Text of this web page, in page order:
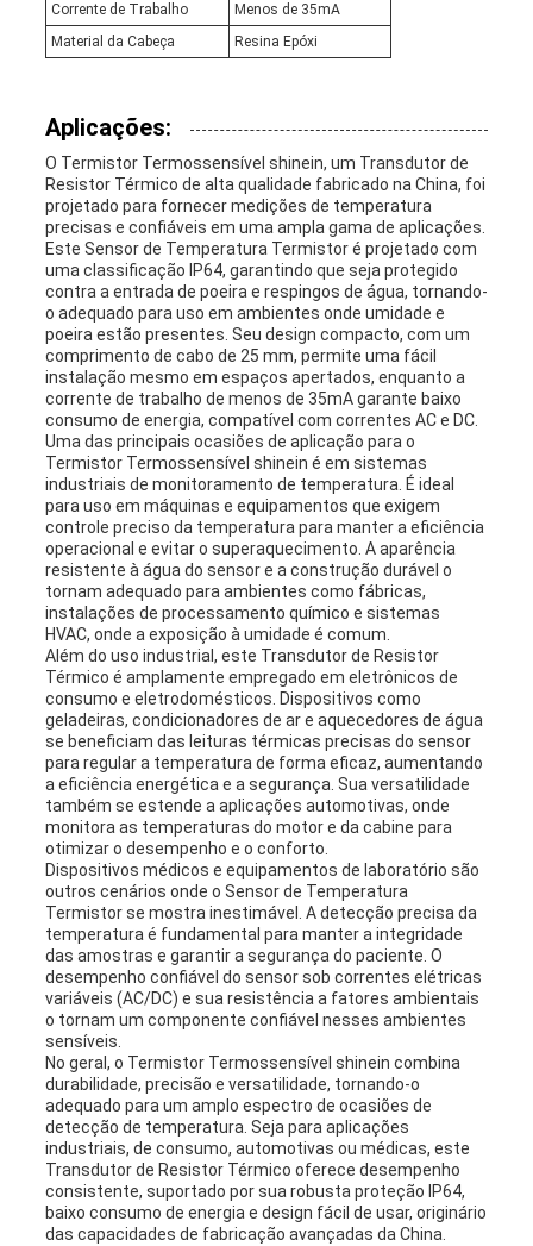
Corrente de Trabalho
Menos de 35mA
Material da Cabeça
Resina Epóxi
Aplicações:
O Termistor Termossensível shinein, um Transdutor de
Resistor Térmico de alta qualidade fabricado na China, foi
projetado para fornecer medições de temperatura
precisas e confiáveis em uma ampla gama de aplicações.
Este Sensor de Temperatura Termistor é projetado com
uma classificação IP64, garantindo que seja protegido
contra a entrada de poeira e respingos de água, tornando-
o adequado para uso em ambientes onde umidade e
poeira estão presentes. Seu design compacto, com um
comprimento de cabo de 25 mm, permite uma fácil
instalação mesmo em espaços apertados, enquanto a
corrente de trabalho de menos de 35mA garante baixo
consumo de energia, compatível com correntes AC e DC.
Uma das principais ocasiões de aplicação para o
Termistor Termossensível shinein é em sistemas
industriais de monitoramento de temperatura. É ideal
para uso em máquinas e equipamentos que exigem
controle preciso da temperatura para manter a eficiência
operacional e evitar o superaquecimento. A aparência
resistente à água do sensor e a construção durável o
tornam adequado para ambientes como fábricas,
instalações de processamento químico e sistemas
HVAC, onde a exposição à umidade é comum.
Além do uso industrial, este Transdutor de Resistor
Térmico é amplamente empregado em eletrônicos de
consumo e eletrodomésticos. Dispositivos como
geladeiras, condicionadores de ar e aquecedores de água
se beneficiam das leituras térmicas precisas do sensor
para regular a temperatura de forma eficaz, aumentando
a eficiência energética e a segurança. Sua versatilidade
também se estende a aplicações automotivas, onde
monitora as temperaturas do motor e da cabine para
otimizar o desempenho e o conforto.
Dispositivos médicos e equipamentos de laboratório são
outros cenários onde o Sensor de Temperatura
Termistor se mostra inestimável. A detecção precisa da
temperatura é fundamental para manter a integridade
das amostras e garantir a segurança do paciente. O
desempenho confiável do sensor sob correntes elétricas
variáveis (AC/DC) e sua resistência a fatores ambientais
o tornam um componente confiável nesses ambientes
sensíveis.
No geral, o Termistor Termossensível shinein combina
durabilidade, precisão e versatilidade, tornando-o
adequado para um amplo espectro de ocasiões de
detecção de temperatura. Seja para aplicações
industriais, de consumo, automotivas ou médicas, este
Transdutor de Resistor Térmico oferece desempenho
consistente, suportado por sua robusta proteção IP64,
baixo consumo de energia e design fácil de usar, originário
das capacidades de fabricação avançadas da China.